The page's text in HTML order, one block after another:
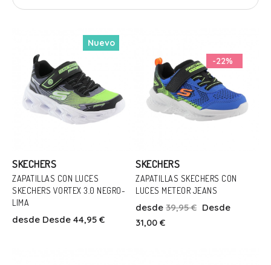
Nuevo
Talla
33
34 35
SKECHERS
ZAPATILLAS CON LUCES
SKECHERS VORTEX 3.0 NEGRO-
LIMA
desde Desde 44,95 €
-22%
SKECHERS
ZAPATILLAS SKECHERS CON
LUCES METEOR JEANS
desde 39,95 € Desde
31,00 €